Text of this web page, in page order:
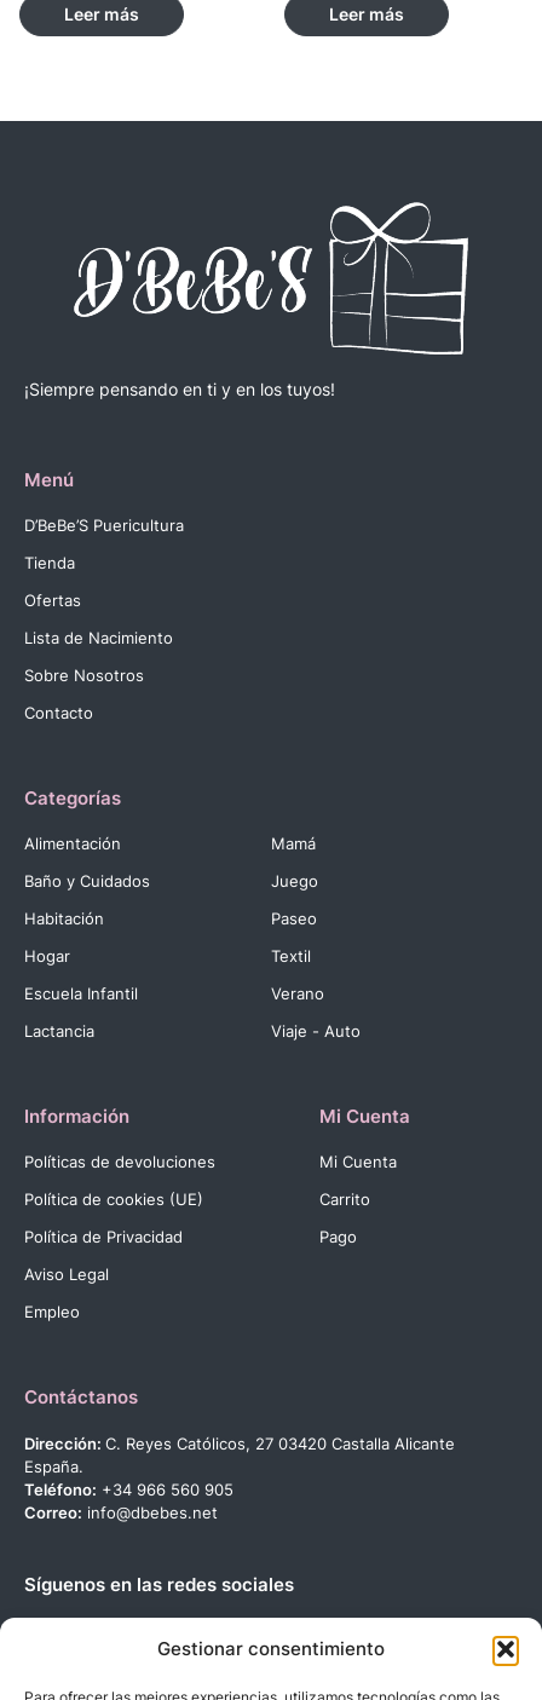
Gestionar consentimiento
Leer más Leer más
¡Siempre pensando en ti y en los tuyos!
Menú
D’BeBe’S Puericultura
Tienda
Ofertas
Lista de Nacimiento
Sobre Nosotros
Contacto
Categorías
Alimentación
Baño y Cuidados
Habitación
Hogar
Escuela Infantil
Lactancia
Mamá
Juego
Paseo
Textil
Verano
Viaje - Auto
Información
Políticas de devoluciones
Política de cookies (UE)
Política de Privacidad
Aviso Legal
Empleo
Mi Cuenta
Mi Cuenta
Carrito
Pago
Contáctanos
Dirección: C. Reyes Católicos, 27 03420 Castalla Alicante
España.
Teléfono: +34 966 560 905
Correo: info@dbebes.net
Síguenos en las redes sociales